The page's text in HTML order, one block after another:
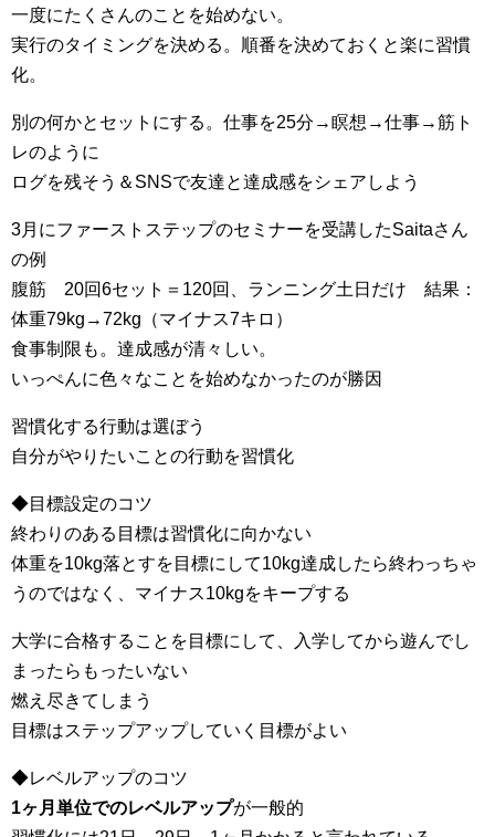
一度にたくさんのことを始めない。
実行のタイミングを決める。順番を決めておくと楽に習慣
化。
別の何かとセットにする。仕事を25分→瞑想→仕事→筋ト
レのように
ログを残そう＆SNSで友達と達成感をシェアしよう
3月にファーストステップのセミナーを受講したSaitaさん
の例
腹筋 20回6セット＝120回、ランニング土日だけ 結果：
体重79kg→72kg（マイナス7キロ）
食事制限も。達成感が清々しい。
いっぺんに色々なことを始めなかったのが勝因
習慣化する行動は選ぼう
自分がやりたいことの行動を習慣化
◆目標設定のコツ
終わりのある目標は習慣化に向かない
体重を10kg落とすを目標にして10kg達成したら終わっちゃ
うのではなく、マイナス10kgをキープする
大学に合格することを目標にして、入学してから遊んでし
まったらもったいない
燃え尽きてしまう
目標はステップアップしていく目標がよい
◆レベルアップのコツ
1ヶ月単位でのレベルアップが一般的